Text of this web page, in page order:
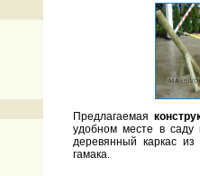
Предлагаемая
удобном месте в саду
деревянный каркас
гамака.